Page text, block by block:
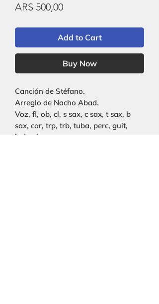
ARS 500,00Price
Add to Cart
Buy Now
Canción de Stéfano.
Arreglo de Nacho Abad.
Voz, fl, ob, cl, s sax, c sax, t sax, b
sax, cor, trp, trb, tuba, perc, guit,
bajo elect, pn, str.